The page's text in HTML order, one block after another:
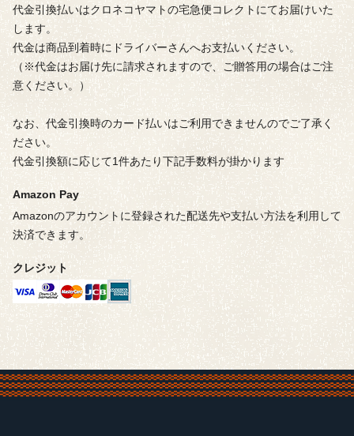
代金引換払いはクロネコヤマトの宅急便コレクトにてお届けいた
します。
代金は商品到着時にドライバーさんへお支払いください。
（※代金はお届け先に請求されますので、ご贈答用の場合はご注
意ください。）
なお、代金引換時のカード払いはご利用できませんのでご了承く
ださい。
代金引換額に応じて1件あたり下記手数料が掛かります
Amazon Pay
Amazonのアカウントに登録された配送先や支払い方法を利用して
決済できます。
クレジット